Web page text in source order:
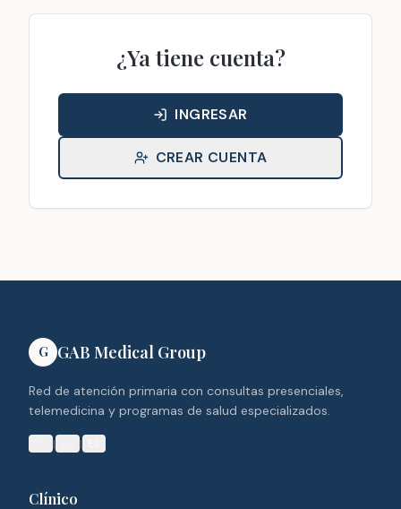
¿Ya tiene cuenta?
INGRESAR
CREAR CUENTA
G GAB Medical Group
Red de atención primaria con consultas presenciales,
telemedicina y programas de salud especializados.
| |
Clínico